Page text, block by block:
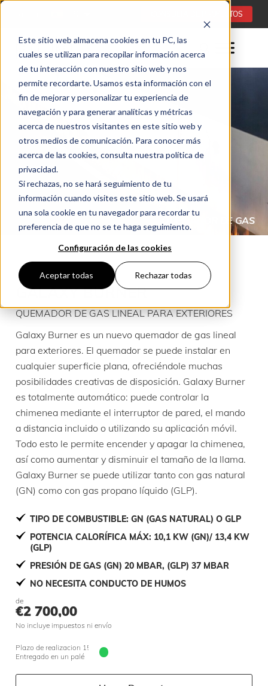
Este sitio web almacena cookies en tu PC, las
cuales se utilizan para recopilar información acerca
de tu interacción con nuestro sitio web y nos
permite recordarte. Usamos esta información con el
fin de mejorar y personalizar tu experiencia de
navegación y para generar analíticas y métricas
acerca de nuestros visitantes en este sitio web y
otros medios de comunicación. Para conocer más
acerca de las cookies, consulta nuestra política de
privacidad.
Si rechazas, no se hará seguimiento de tu
información cuando visites este sitio web. Se usará
una sola cookie en tu navegador para recordar tu
preferencia de que no se te haga seguimiento.
Configuración de las cookies
Aceptar todas Rechazar todas
CONSULTA DE PROYECTOS
LÍNEA DE FUEGO LARGA
ESTUFAS DE GAS DE EXTERIOR (ES) GALAXY BURNER ES
GALAXY BURNER
QUEMADOR DE GAS LINEAL PARA EXTERIORES
Galaxy Burner es un nuevo quemador de gas lineal
para exteriores. El quemador se puede instalar en
cualquier superficie plana, ofreciéndole muchas
posibilidades creativas de disposición. Galaxy Burner
es totalmente automático: puede controlar la
chimenea mediante el interruptor de pared, el mando
a distancia incluido o utilizando su aplicación móvil.
Todo esto le permite encender y apagar la chimenea,
así como aumentar y disminuir el tamaño de la llama.
Galaxy Burner se puede utilizar tanto con gas natural
(GN) como con gas propano líquido (GLP).
TIPO DE COMBUSTIBLE: GN (GAS NATURAL) O GLP
POTENCIA CALORÍFICA MÁX: 10,1 KW (GN)/ 13,4 KW
(GLP)
PRESIÓN DE GAS (GN) 20 MBAR, (GLP) 37 MBAR
NO NECESITA CONDUCTO DE HUMOS
de
€2 700,00
No incluye impuestos ni envío
Plazo de realizacion 15 jours
Entregado en un palé